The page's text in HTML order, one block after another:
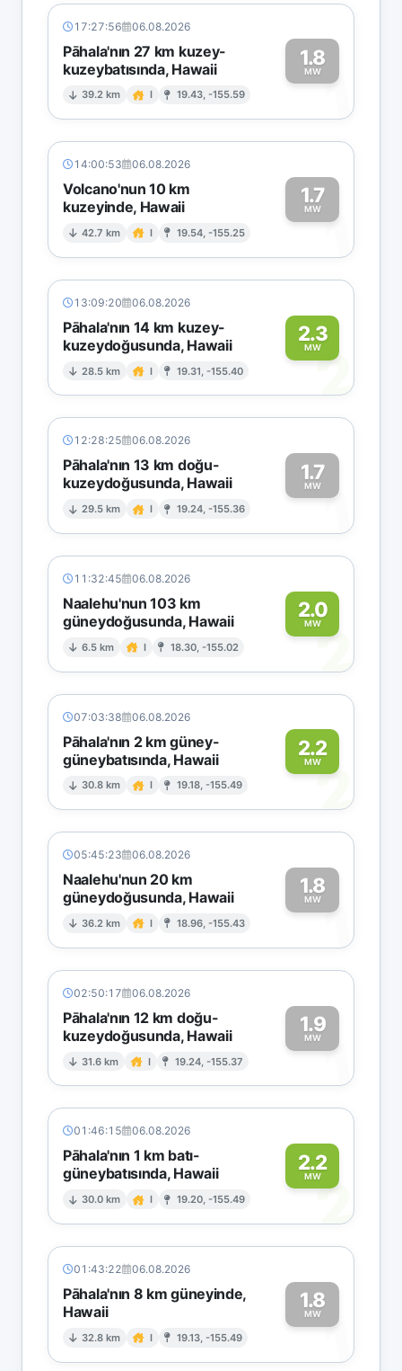
17:27:56 06.08.2026
Pāhala'nın 27 km kuzey-
kuzeybatısında, Hawaii
39.2 km I 19.43, -155.59
1.8
MW1
14:00:53 06.08.2026
Volcano'nun 10 km
kuzeyinde, Hawaii
42.7 km I 19.54, -155.25
1.7
MW1
13:09:20 06.08.2026
Pāhala'nın 14 km kuzey-
kuzeydoğusunda, Hawaii
28.5 km I 19.31, -155.40
2.3
MW2
12:28:25 06.08.2026
Pāhala'nın 13 km doğu-
kuzeydoğusunda, Hawaii
29.5 km I 19.24, -155.36
1.7
MW1
11:32:45 06.08.2026
Naalehu'nun 103 km
güneydoğusunda, Hawaii
6.5 km I 18.30, -155.02
2.0
MW2
07:03:38 06.08.2026
Pāhala'nın 2 km güney-
güneybatısında, Hawaii
30.8 km I 19.18, -155.49
2.2
MW2
05:45:23 06.08.2026
Naalehu'nun 20 km
güneydoğusunda, Hawaii
36.2 km I 18.96, -155.43
1.8
MW1
02:50:17 06.08.2026
Pāhala'nın 12 km doğu-
kuzeydoğusunda, Hawaii
31.6 km I 19.24, -155.37
1.9
MW1
01:46:15 06.08.2026
Pāhala'nın 1 km batı-
güneybatısında, Hawaii
30.0 km I 19.20, -155.49
2.2
MW2
01:43:22 06.08.2026
Pāhala'nın 8 km güneyinde,
Hawaii
32.8 km I 19.13, -155.49
1.8
MW1